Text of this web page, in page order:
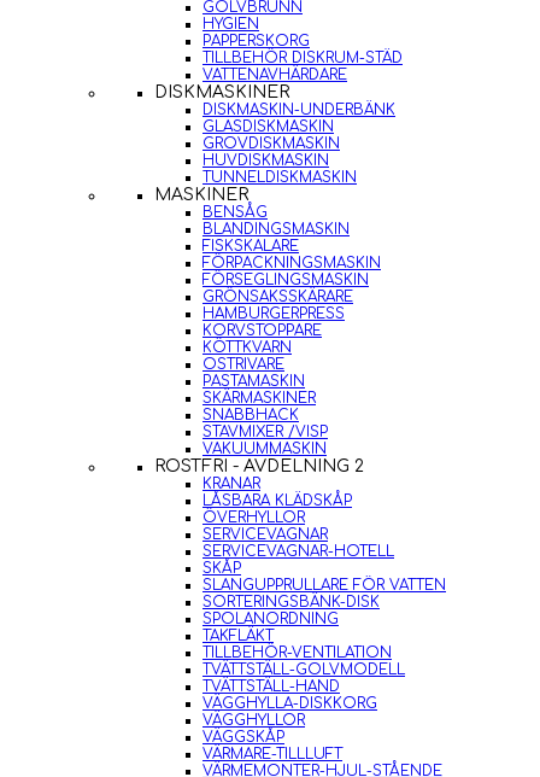
GOLVBRUNN
HYGIEN
PAPPERSKORG
TILLBEHÖR DISKRUM-STÄD
VATTENAVHÄRDARE
DISKMASKINER
DISKMASKIN-UNDERBÄNK
GLASDISKMASKIN
GROVDISKMASKIN
HUVDISKMASKIN
TUNNELDISKMASKIN
MASKINER
BENSÅG
BLANDINGSMASKIN
FISKSKALARE
FÖRPACKNINGSMASKIN
FÖRSEGLINGSMASKIN
GRÖNSAKSSKÄRARE
HAMBURGERPRESS
KORVSTOPPARE
KÖTTKVARN
OSTRIVARE
PASTAMASKIN
SKÄRMASKINER
SNABBHACK
STAVMIXER /VISP
VAKUUMMASKIN
ROSTFRI - AVDELNING 2
KRANAR
LÅSBARA KLÄDSKÅP
ÖVERHYLLOR
SERVICEVAGNAR
SERVICEVAGNAR-HOTELL
SKÅP
SLANGUPPRULLARE FÖR VATTEN
SORTERINGSBÄNK-DISK
SPOLANORDNING
TAKFLÄKT
TILLBEHÖR-VENTILATION
TVÄTTSTÄLL-GOLVMODELL
TVÄTTSTÄLL-HAND
VÄGGHYLLA-DISKKORG
VÄGGHYLLOR
VÄGGSKÅP
VÄRMARE-TILLLUFT
VÄRMEMONTER-HJUL-STÅENDE